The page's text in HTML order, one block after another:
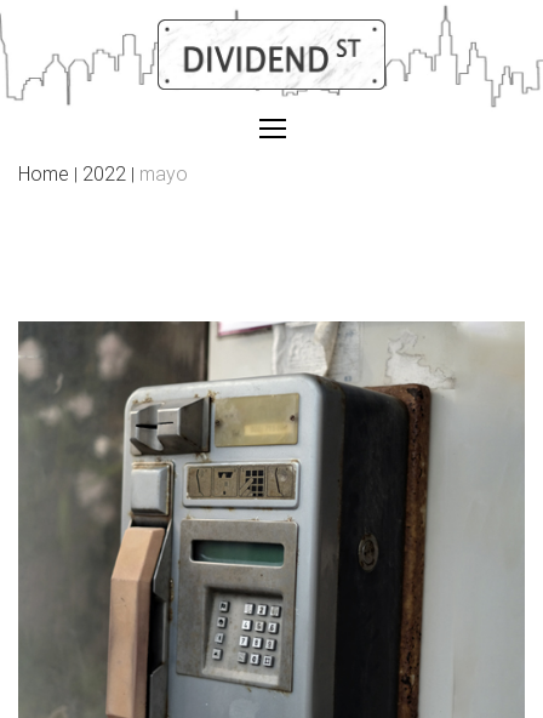
Skip
to
content
Home 2022 mayo